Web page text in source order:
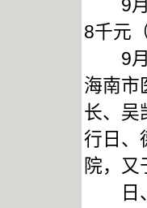
9月
8千元
9月
海南市
长、吴
行日、
院，又
日、